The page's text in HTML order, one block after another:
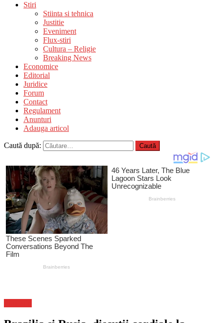
Stiri
Stiinta si tehnica
Justitie
Eveniment
Flux-stiri
Cultura – Religie
Breaking News
Economice
Editorial
Juridice
Forum
Contact
Regulament
Anunturi
Adauga articol
Caută după: